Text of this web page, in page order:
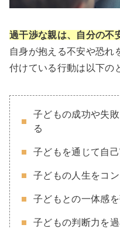
過干渉な親は、自分の不
自身が抱える不安や恐れ
付けている行動は以下の
子どもの成功や失
る
子どもを通じて自
子どもの人生をコ
子どもとの一体感
子どもの判断力を